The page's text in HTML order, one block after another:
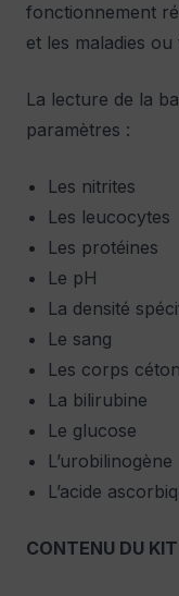
fonctionnement
et les maladies
La lecture de la
paramètres :
Les nitrites
Les leucocytes
Les protéines
Le pH
La densité
Le sang
Les corps
La bilirubine
Le glucose
L’urobilinogène
L’acide
CONTENU DU